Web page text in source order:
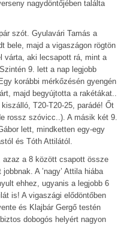
nagydöntőjében találta
szót. Gyulavári Tamás a
bele, majd a vigaszágon rögtön
várta, aki lecsapott rá, mint a
9. lett a nap legjobb
korábbi mérkőzésén gyengén
majd begyújtotta a rakétákat..
T20-T20-25, parádé! Őt
rossz szóvicc..). A másik két 9.
lett, mindketten egy-egy
és Tóth Attilától.
azaz a 8 között csapott össze
A ’nagy’ Attila hiába
ehhez, ugyanis a legjobb 6
is! A vigaszági elődöntőben
és Klajbár Gergő testén
dobogós helyért nagyon